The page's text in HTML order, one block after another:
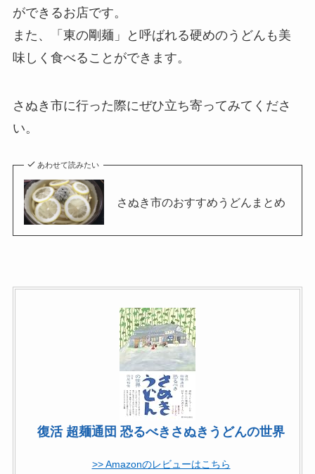
ができるお店です。
また、「東の剛麺」と呼ばれる硬めのうどんも美
味しく食べることができます。
さぬき市に行った際にぜひ立ち寄ってみてくださ
い。
あわせて読みたい
さぬき市のおすすめうどんまとめ
復活 超麺通団 恐るべきさぬきうどんの世界
>> Amazonのレビューはこちら